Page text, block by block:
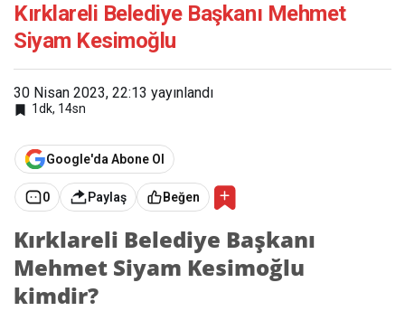
Kırklareli Belediye Başkanı Mehmet
Siyam Kesimoğlu
30 Nisan 2023, 22:13 yayınlandı
1dk, 14sn
Google'da Abone Ol
0 Paylaş Beğen
Kırklareli Belediye Başkanı
Mehmet Siyam Kesimoğlu
kimdir?